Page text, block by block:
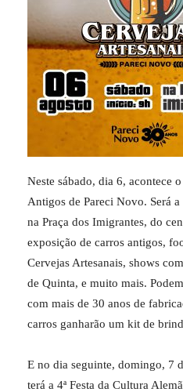
Neste sábado, dia 6, acontece
Antigos de Pareci Novo. Será
na Praça dos Imigrantes, do
exposição de carros antigos,
Cervejas Artesanais, shows
de Quinta, e muito mais.
com mais de 30 anos de
carros ganharão um kit de
E no dia seguinte, domingo, 7
terá a 4ª Festa da Cultura